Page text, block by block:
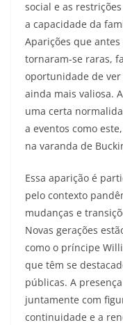
social e as
a capacidade da
Aparições que
tornaram-se raras,
oportunidade de
ainda mais valiosa.
uma certa
a eventos como
na varanda de
Essa aparição é
pelo contexto
mudanças e
Novas gerações
como o príncipe
que têm se
públicas. A
juntamente com
continuidade e a